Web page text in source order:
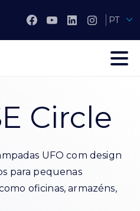
PT
Circle
UFO com design
para pequenas
oficinas, armazéns,